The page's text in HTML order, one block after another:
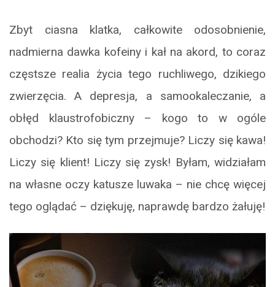
Zbyt ciasna klatka, całkowite odosobnienie,
nadmierna dawka kofeiny i kał na akord, to coraz
częstsze realia życia tego ruchliwego, dzikiego
zwierzęcia. A depresja, a samookaleczanie, a
obłęd klaustrofobiczny – kogo to w ogóle
obchodzi? Kto się tym przejmuje? Liczy się kawa!
Liczy się klient! Liczy się zysk! Byłam, widziałam
na własne oczy katusze luwaka – nie chcę więcej
tego oglądać – dziękuję, naprawdę bardzo żałuję!